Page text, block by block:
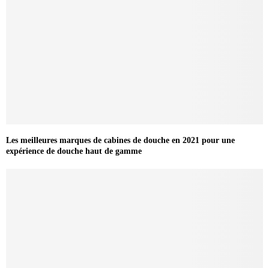
Les meilleures marques de cabines de douche en 2021 pour une
expérience de douche haut de gamme